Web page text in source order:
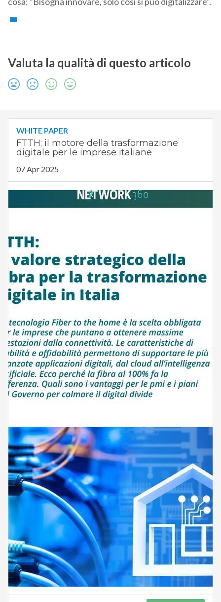
Valuta la qualità di questo articolo
WHITE PAPER
FTTH: il motore della trasformazione
digitale per le imprese italiane
07 Apr 2025